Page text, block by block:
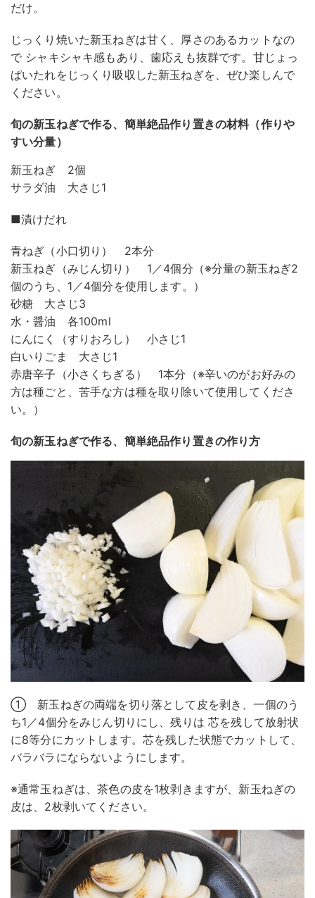
だけ。
じっくり焼いた新玉ねぎは甘く、厚さのあるカットなの
で シャキシャキ感もあり、歯応えも抜群です。甘じょっ
ぱいたれをじっくり吸収した新玉ねぎを、ぜひ楽しんで
ください。
旬の新玉ねぎで作る、簡単絶品作り置きの材料（作りや
すい分量）
新玉ねぎ 2個
サラダ油 大さじ1
■漬けだれ
青ねぎ（小口切り） 2本分
新玉ねぎ（みじん切り） 1／4個分（※分量の新玉ねぎ2
個のうち、1／4個分を使用します。）
砂糖 大さじ3
水・醤油 各100ml
にんにく（すりおろし） 小さじ1
白いりごま 大さじ1
赤唐辛子（小さくちぎる） 1本分（※辛いのがお好みの
方は種ごと、苦手な方は種を取り除いて使用してくださ
い。）
旬の新玉ねぎで作る、簡単絶品作り置きの作り方
① 新玉ねぎの両端を切り落として皮を剥き、一個のう
ち1／4個分をみじん切りにし、残りは 芯を残して放射状
に8等分にカットします。芯を残した状態でカットして、
バラバラにならないようにします。
※通常玉ねぎは、茶色の皮を1枚剥きますが、新玉ねぎの
皮は、2枚剥いてください。